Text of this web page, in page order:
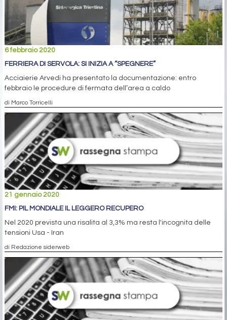
6 febbraio 2020
FERRIERA DI SERVOLA: SI INIZIA A “SPEGNERE”
Acciaierie Arvedi ha presentato la documentazione: entro
febbraio le procedure di fermata dell’area a caldo
di Marco Torricelli
21 gennaio 2020
FMI: PIL MONDIALE IL LEGGERO RECUPERO
Nel 2020 prevista una risalita al 3,3% ma resta l'incognita delle
tensioni Usa - Iran
di Redazione siderweb